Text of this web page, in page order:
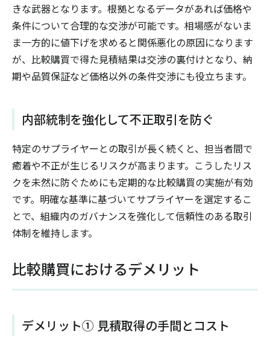
きな武器となります。根拠となるデータがあれば価格や
条件について合理的な交渉が可能です。相場感がないま
ま一方的に値下げを求めると関係悪化の原因になります
が、比較購買で得た見積結果は交渉の裏付けとなり、納
期や品質保証など価格以外の条件交渉にも役立ちます。
内部統制を強化して不正取引を防ぐ
特定のサプライヤーとの取引が長く続くと、担当者間で
癒着や不正が生じるリスクが高まります。こうしたリス
クを未然に防ぐためにも定期的な比較購買の実施が有効
です。明確な基準に基づいてサプライヤーを選定するこ
とで、組織内のガバナンスを強化して信頼性のある取引
体制を維持します。
比較購買におけるデメリット
デメリット① 見積取得の手間とコスト